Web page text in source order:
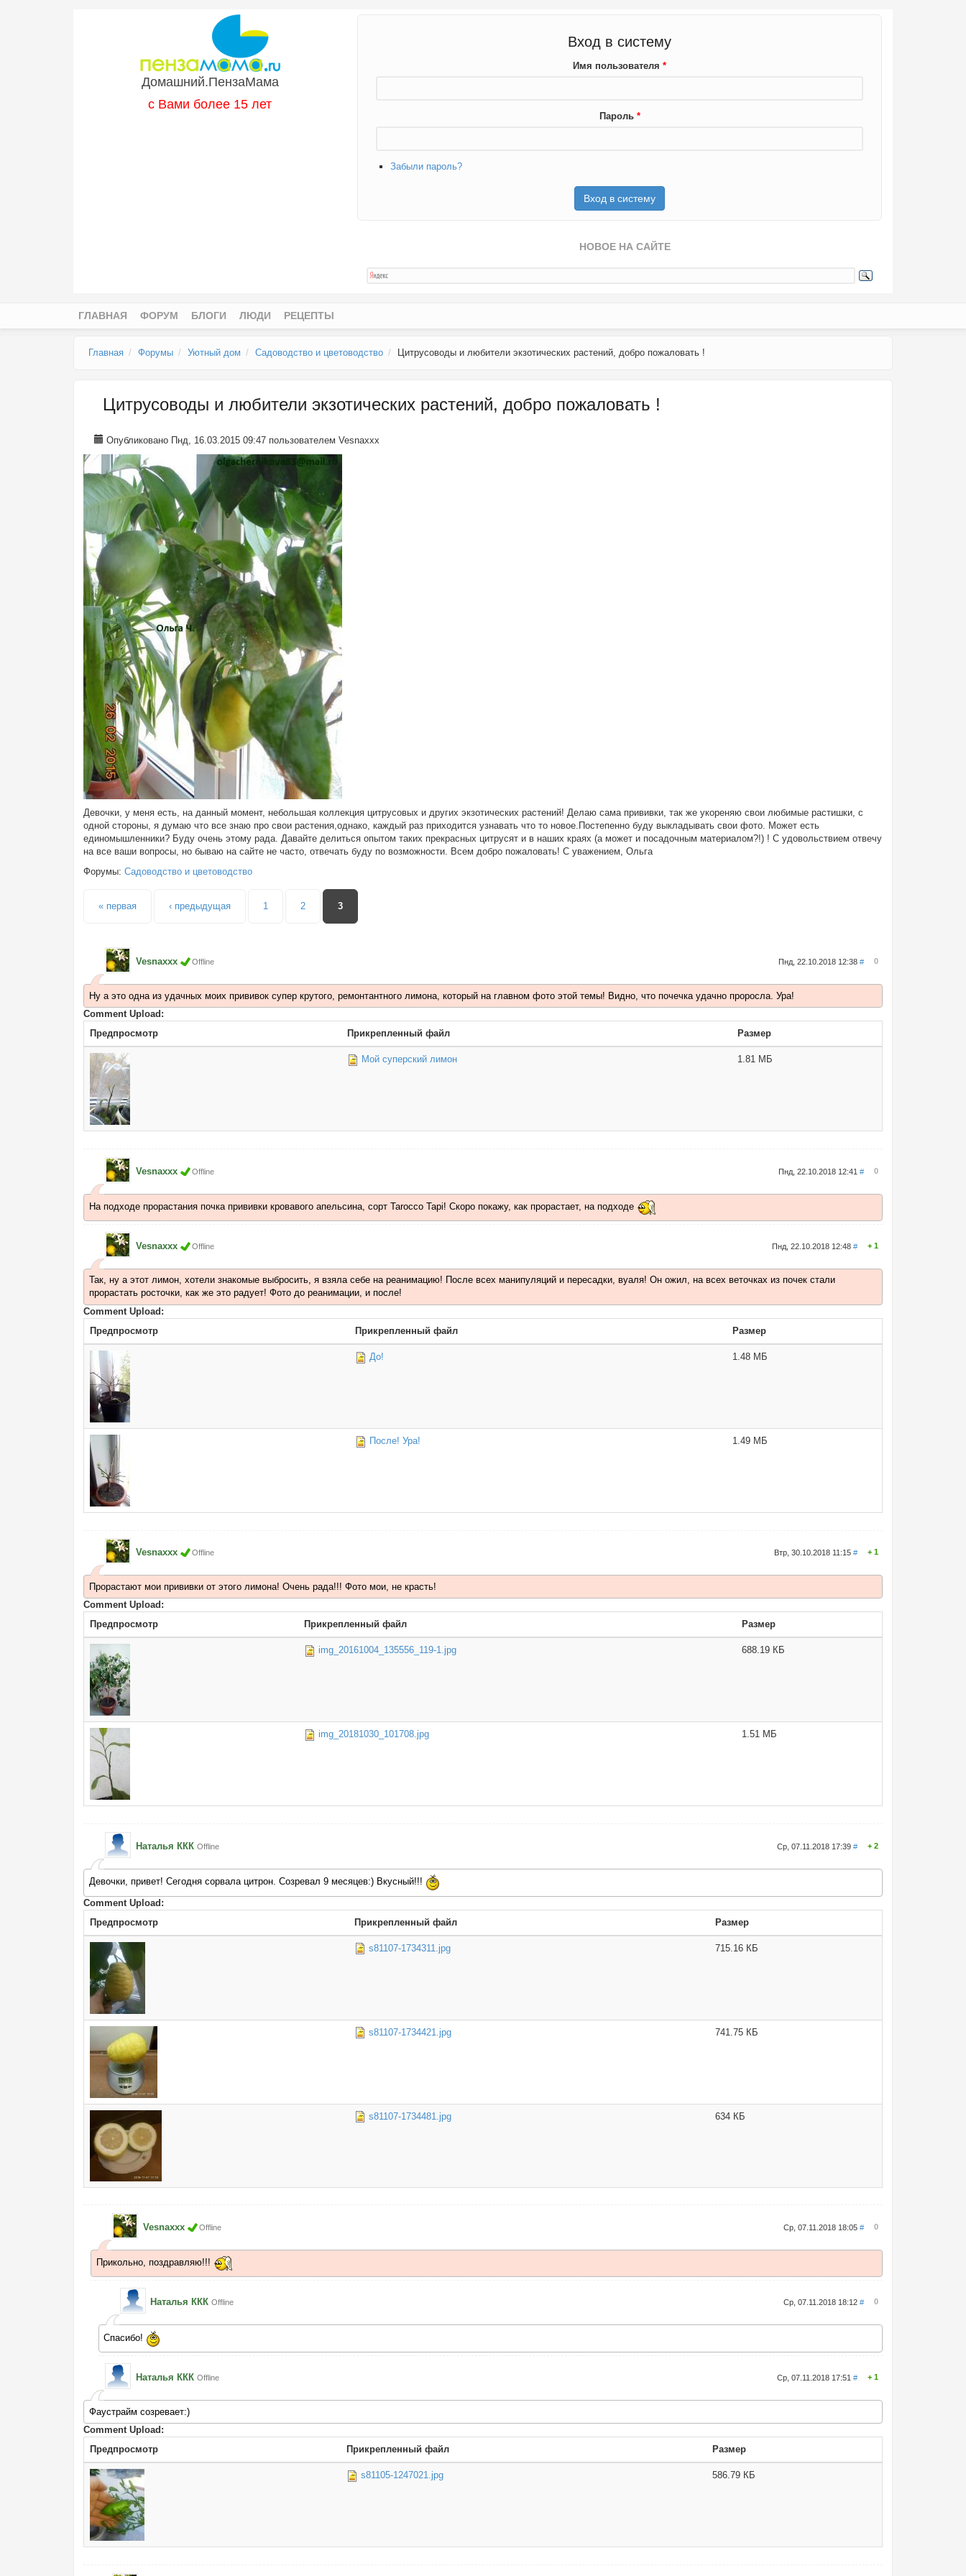
Домашний.ПензаМама
с Вами более 15 лет
Вход в систему
Имя пользователя *
Пароль *
Забыли пароль?
НОВОЕ НА САЙТЕ
ГЛАВНАЯ ФОРУМ БЛОГИ ЛЮДИ РЕЦЕПТЫ
Главная Форумы Уютный дом Садоводство и цветоводство Цитрусоводы и любители экзотических растений, добро пожаловать !
Цитрусоводы и любители экзотических растений, добро пожаловать !
Опубликовано Пнд, 16.03.2015 09:47 пользователем Vesnaxxx
Девочки, у меня есть, на данный момент, небольшая коллекция цитрусовых и других экзотических растений! Делаю сама прививки, так же укореняю свои любимые растишки, с
одной стороны, я думаю что все знаю про свои растения,однако, каждый раз приходится узнавать что то новое.Постепенно буду выкладывать свои фото. Может есть
единомышленники? Буду очень этому рада. Давайте делиться опытом таких прекрасных цитрусят и в наших краях (а может и посадочным материалом?!) ! С удовольствием отвечу
на все ваши вопросы, но бываю на сайте не часто, отвечать буду по возможности. Всем добро пожаловать! С уважением, Ольга
Форумы: Садоводство и цветоводство
Страницы
« первая ‹ предыдущая 1 2 3
Vesnaxxx Offline Пнд, 22.10.2018 12:38# 0
Ну а это одна из удачных моих прививок супер крутого, ремонтантного лимона, который на главном фото этой темы! Видно, что почечка удачно проросла. Ура!
Comment Upload:
Предпросмотр
Прикрепленный файл Размер
Мой суперский лимон 1.81 МБ
Vesnaxxx Offline Пнд, 22.10.2018 12:41# 0
На подходе прорастания почка прививки кровавого апельсина, сорт Tarocco Tapi! Скоро покажу, как прорастает, на подходе
Vesnaxxx Offline Пнд, 22.10.2018 12:48# 1
Так, ну а этот лимон, хотели знакомые выбросить, я взяла себе на реанимацию! После всех манипуляций и пересадки, вуаля! Он ожил, на всех веточках из почек стали
прорастать росточки, как же это радует! Фото до реанимации, и после!
Comment Upload:
Предпросмотр
Прикрепленный файл Размер
До! 1.48 МБ
После! Ура! 1.49 МБ
Vesnaxxx Offline Втр, 30.10.2018 11:15# 1
Прорастают мои прививки от этого лимона! Очень рада!!! Фото мои, не красть!
Comment Upload:
Предпросмотр
Прикрепленный файл Размер
img_20161004_135556_119-1.jpg 688.19 КБ
img_20181030_101708.jpg 1.51 МБ
Наталья ККК Offline Ср, 07.11.2018 17:39# 2
Девочки, привет! Сегодня сорвала цитрон. Созревал 9 месяцев:) Вкусный!!!
Comment Upload:
Предпросмотр
Прикрепленный файл Размер
s81107-1734311.jpg 715.16 КБ
s81107-1734421.jpg 741.75 КБ
s81107-1734481.jpg 634 КБ
Vesnaxxx Offline Ср, 07.11.2018 18:05# 0
Прикольно, поздравляю!!!
Наталья ККК Offline Ср, 07.11.2018 18:12# 0
Спасибо!
Наталья ККК Offline Ср, 07.11.2018 17:51# 1
Фаустрайм созревает:)
Comment Upload:
Предпросмотр
Прикрепленный файл Размер
s81105-1247021.jpg 586.79 КБ